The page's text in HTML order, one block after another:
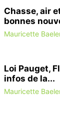
Chasse, air
bonnes
Mauricette
Loi Pauget,
infos de la...
Mauricette